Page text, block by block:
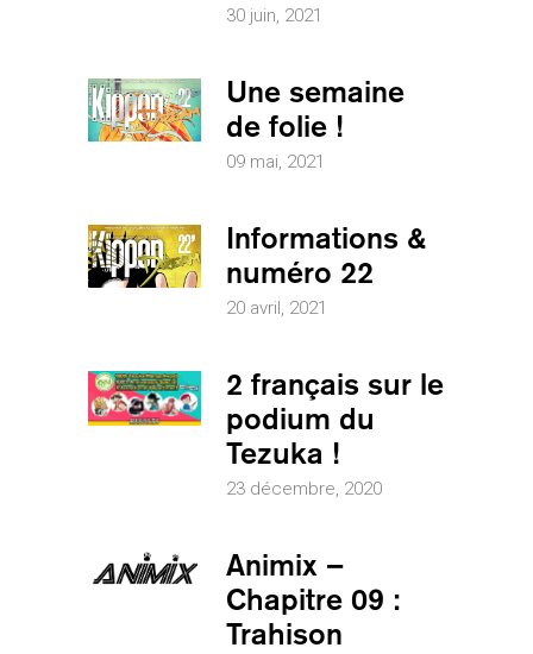
30 juin, 2021
Une semaine
de folie !
09 mai, 2021
Informations &
numéro 22
20 avril, 2021
2 français sur le
podium du
Tezuka !
23 décembre, 2020
Animix –
Chapitre 09 :
Trahison